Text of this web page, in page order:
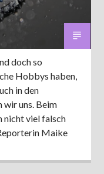
103,9 MHz
doch so
Hobbys haben,
in den
wir uns. Beim
nicht viel falsch
Maike